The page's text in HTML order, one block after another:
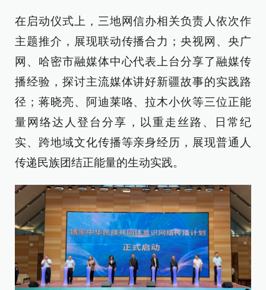
在启动仪式上，三地网信办相关负责人依次作
主题推介，展现联动传播合力；央视网、央广
网、哈密市融媒体中心代表上台分享了融媒传
播经验，探讨主流媒体讲好新疆故事的实践路
径；蒋晓亮、阿迪莱咯、拉木小伙等三位正能
量网络达人登台分享，以重走丝路、日常纪
实、跨地域文化传播等亲身经历，展现普通人
传递民族团结正能量的生动实践。